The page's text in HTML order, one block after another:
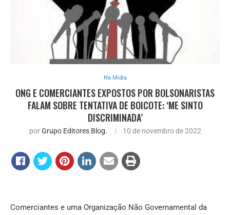
Na Mídia
ONG E COMERCIANTES EXPOSTOS POR BOLSONARISTAS
FALAM SOBRE TENTATIVA DE BOICOTE: ‘ME SINTO
DISCRIMINADA’
porGrupo Editores Blog. 10 de novembro de 2022
Comerciantes e uma Organização Não Governamental da